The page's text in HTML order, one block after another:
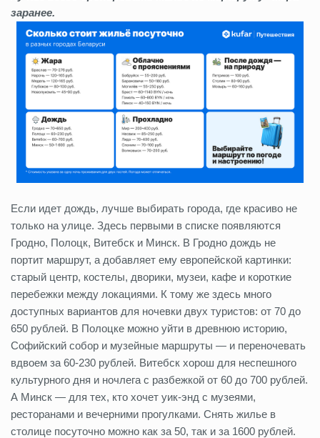
заранее.
Если идет дождь, лучше выбирать города, где красиво не
только на улице. Здесь первыми в списке появляются
Гродно, Полоцк, Витебск и Минск. В Гродно дождь не
портит маршрут, а добавляет ему европейской картинки:
старый центр, костелы, дворики, музеи, кафе и короткие
перебежки между локациями. К тому же здесь много
доступных вариантов для ночевки двух туристов: от 70 до
650 рублей. В Полоцке можно уйти в древнюю историю,
Софийский собор и музейные маршруты — и переночевать
вдвоем за 60-230 рублей. Витебск хорош для неспешного
культурного дня и ночлега с разбежкой от 60 до 700 рублей.
А Минск — для тех, кто хочет уик-энд с музеями,
ресторанами и вечерними прогулками. Снять жилье в
столице посуточно можно как за 50, так и за 1600 рублей.